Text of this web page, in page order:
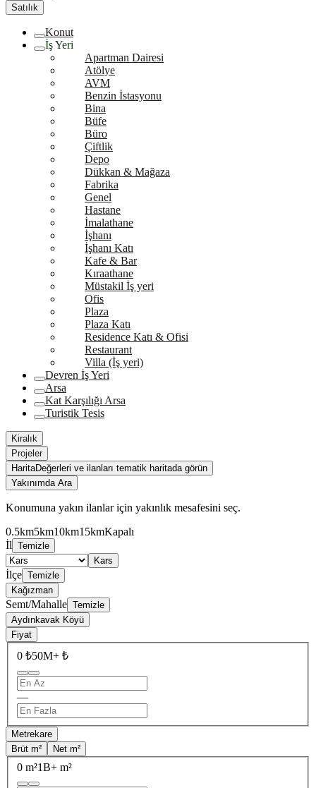
Satılık
Konut
İş Yeri
Apartman Dairesi
Atölye
AVM
Benzin İstasyonu
Bina
Büfe
Büro
Çiftlik
Depo
Dükkan & Mağaza
Fabrika
Genel
Hastane
İmalathane
İşhanı
İşhanı Katı
Kafe & Bar
Kıraathane
Müstakil İş yeri
Ofis
Plaza
Plaza Katı
Residence Katı & Ofisi
Restaurant
Villa (İş yeri)
Devren İş Yeri
Arsa
Kat Karşılığı Arsa
Turistik Tesis
Kiralık
Projeler
HaritaDeğerleri ve ilanları tematik haritada görün
Yakınımda Ara
Konumuna yakın ilanlar için yakınlık mesafesini seç.
0.5km5km10km15kmKapalı
İl Temizle
Kars
İlçe Temizle
Kağızman
Semt/Mahalle Temizle
Aydınkavak Köyü
Fiyat
0 ₺50M+ ₺
—
Metrekare
Brüt m²
Net m²
0 m²1B+ m²